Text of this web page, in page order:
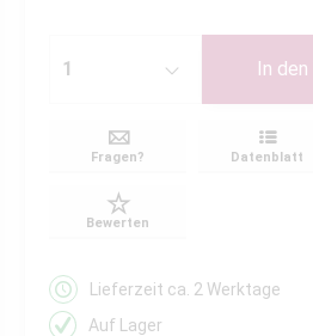
In den
Fragen? Datenblatt
Bewerten
Lieferzeit ca. 2 Werktage
Auf Lager